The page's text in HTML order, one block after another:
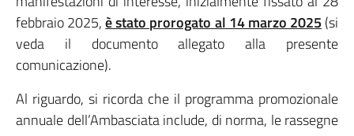
febbraio 2025,è stato prorogato al 14 marzo 2025 (si
veda il documento allegato alla presente
comunicazione).
Al riguardo, si ricorda che il programma promozionale
annuale dell’Ambasciata include, di norma, le rassegne